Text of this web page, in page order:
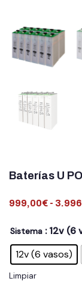
Baterías U
999,00€ -
Sistema : 12v (6
12v (6 vasos)
Limpiar